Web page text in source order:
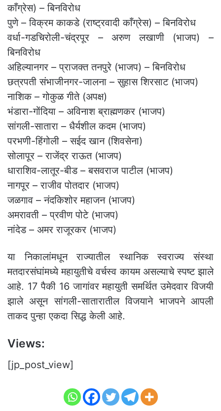
काँग्रेस) – बिनविरोध
पुणे – विक्रम काकडे (राष्ट्रवादी काँग्रेस) – बिनविरोध
वर्धा-गडचिरोली-चंद्रपूर – अरुण लखाणी (भाजप) –
बिनविरोध
अहिल्यानगर – प्राजक्त तनपुरे (भाजप) – बिनविरोध
छत्रपती संभाजीनगर-जालना – सुहास शिरसाट (भाजप)
नाशिक – गोकुळ गीते (अपक्ष)
भंडारा-गोंदिया – अविनाश ब्राह्मणकर (भाजप)
सांगली-सातारा – धैर्यशील कदम (भाजप)
परभणी-हिंगोली – सईद खान (शिवसेना)
सोलापूर – राजेंद्र राऊत (भाजप)
धाराशिव-लातूर-बीड – बसवराज पाटील (भाजप)
नागपूर – राजीव पोतदार (भाजप)
जळगाव – नंदकिशोर महाजन (भाजप)
अमरावती – प्रवीण पोटे (भाजप)
नांदेड – अमर राजूरकर (भाजप)
या निकालांमधून राज्यातील स्थानिक स्वराज्य संस्था
मतदारसंघांमध्ये महायुतीचे वर्चस्व कायम असल्याचे स्पष्ट झाले
आहे. 17 पैकी 16 जागांवर महायुती समर्थित उमेदवार विजयी
झाले असून सांगली-सातारातील विजयाने भाजपने आपली
ताकद पुन्हा एकदा सिद्ध केली आहे.
Views:
[jp_post_view]